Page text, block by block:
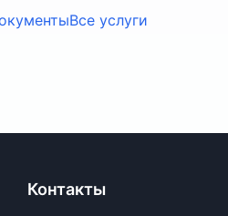
Все услуги
Контакты